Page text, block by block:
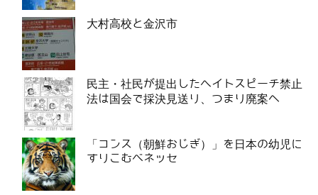
大村高校と金沢市
民主・社民が提出したヘイトスピーチ禁止
法は国会で採決見送り、つまり廃案へ
「コンス（朝鮮おじぎ）」を日本の幼児に
すりこむベネッセ